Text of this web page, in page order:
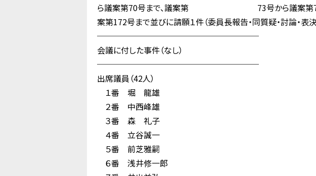
ら議案第70号まで、議案第 73号から議案第76号
案第172号まで並びに請願１件（委員長報告・同質疑・討論・表決
────────────────────
会議に付した事件（なし）
────────────────────
出席議員（42人）
１番 堀 龍雄
２番 中西峰雄
３番 森 礼子
４番 立谷誠一
５番 前芝雅嗣
６番 浅井修一郎